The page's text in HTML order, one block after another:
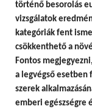
történő besorolás
vizsgálatok
kategóriák fent
csökkenthető a
Fontos
a legvégső
szerek
emberi egészségre